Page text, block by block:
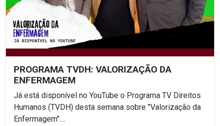
PROGRAMA TVDH: VALORIZAÇÃO DA
ENFERMAGEM
Já está disponível no YouTube o Programa TV Direitos
Humanos (TVDH) desta semana sobre "Valorização da
Enfermagem"....